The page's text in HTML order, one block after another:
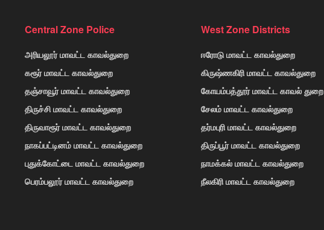
Central Zone Police
அரியலூர் மாவட்ட காவல்துறை
கரூர் மாவட்ட காவல்துறை
தஞ்சாவூர் மாவட்ட காவல்துறை
திருச்சி மாவட்ட காவல்துறை
திருவாரூர் மாவட்ட காவல்துறை
நாகப்பட்டினம் மாவட்ட காவல்துறை
புதுக்கோட்டை மாவட்ட காவல்துறை
பெரம்பலூர் மாவட்ட காவல்துறை
West Zone Districts
ஈரோடு மாவட்ட காவல்துறை
கிருஷ்ணகிரி மாவட்ட காவல்துறை
கோயம்பத்தூர் மாவட்ட காவல் துறை
சேலம் மாவட்ட காவல்துறை
தர்மபுரி மாவட்ட காவல்துறை
திருப்பூர் மாவட்ட காவல்துறை
நாமக்கல் மாவட்ட காவல்துறை
நீலகிரி மாவட்ட காவல்துறை